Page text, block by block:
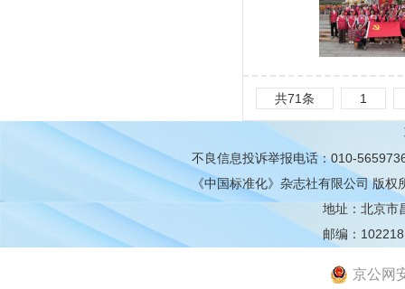
共71条 1
不良信息投诉举报电话：010-
《中国标准化》杂志社有限公司版权
地址：北京市
邮编：102218
京公网